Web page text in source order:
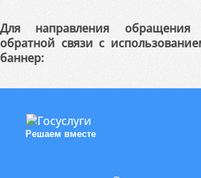
Для направления обращения
обратной связи с
баннер:
Решаем вместе